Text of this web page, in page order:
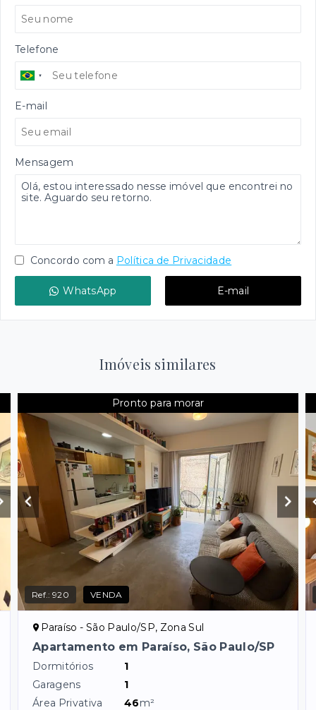
Telefone
E-mail
Mensagem
Concordo com a Política de Privacidade
WhatsApp E-mail
Imóveis similares
Pronto para morar
Ref.:920 VENDA
Paraíso - São Paulo/SP, Zona Sul
Apartamento em Paraíso, São Paulo/SP
Dormitórios
1
Garagens
1
Área Privativa
46m²